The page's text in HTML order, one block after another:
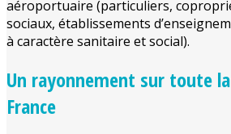
aéroportuaire (particuliers,
sociaux, établissements
à caractère sanitaire et social).
Un rayonnement sur toute
France